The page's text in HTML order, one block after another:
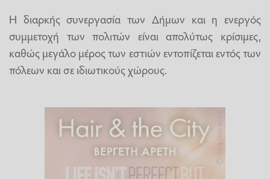
Η διαρκής συνεργασία των Δήμων και η ενεργός
συμμετοχή των πολιτών είναι απολύτως κρίσιμες,
καθώς μεγάλο μέρος των εστιών εντοπίζεται εντός των
πόλεων και σε ιδιωτικούς χώρους.